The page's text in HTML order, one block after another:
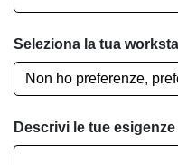
Seleziona la tua
Descrivi le tue esigenze